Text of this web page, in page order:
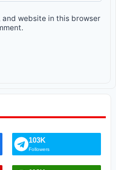
and website in this browser
103K
Followers